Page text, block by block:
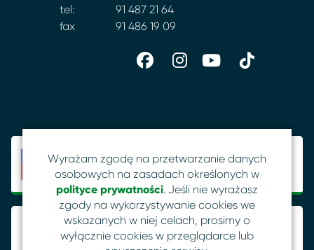
tel:
91 487 21 64
fax
91 486 19 09
Wyrażam zgodę na przetwarzanie danych
osobowych na zasadach określonych w
polityce prywatności. Jeśli nie wyrażasz
zgody na wykorzystywanie cookies we
wskazanych w niej celach, prosimy o
wyłącznie cookies w przeglądarce lub